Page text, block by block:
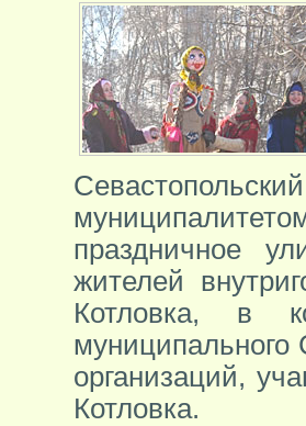
праздничное
жителей
Котловка, в
муниципального
организаций,
Котловка.